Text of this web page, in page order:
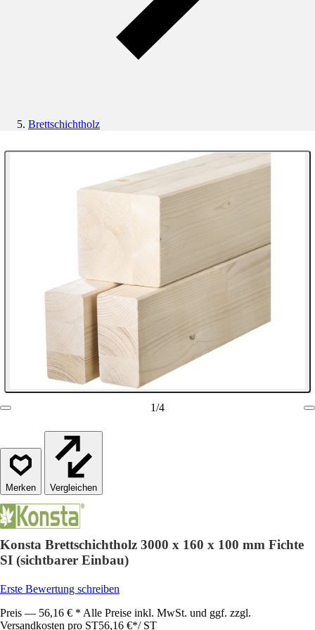
Brettschichtholz
1/4
Vergleichen
Konsta Brettschichtholz 3000 x 160 x 100 mm Fichte
SI (sichtbarer Einbau)
Erste Bewertung schreiben
Preis — 56,16 € * Alle Preise inkl. MwSt. und ggf. zzgl.
Versandkosten pro ST56,16 €*/ ST